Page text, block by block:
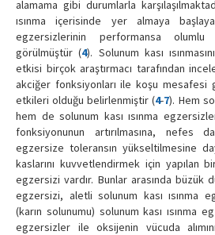
alamama gibi durumlarla
ısınma içerisinde yer almaya
egzersizlerinin performansa olumlu
görülmüştür (4). Solunum kası
etkisi birçok araştırmacı tarafından
akciğer fonksiyonları ile koşu mesafesi
etkileri olduğu belirlenmiştir (4-7). Hem
hem de solunum kası ısınma
fonksiyonunun artırılmasına, nefes
egzersize toleransın yükseltilmesine
kaslarını kuvvetlendirmek için yapılan
egzersizi vardır. Bunlar arasında büzük
egzersizi, aletli solunum kası ısınma
(karın solunumu) solunum kası ısınma
egzersizler ile oksijenin vücuda